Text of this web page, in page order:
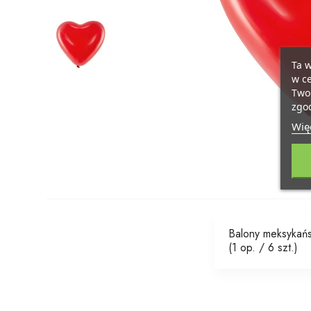
Balony
(1 op. / 6 szt.)
Ta
w